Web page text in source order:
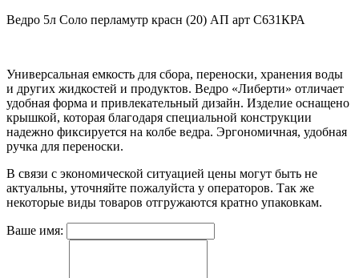
Ведро 5л Соло перламутр красн (20) АП арт С631КРА
Универсальная емкость для сбора, переноски, хранения воды
и других жидкостей и продуктов. Ведро «Либерти» отличает
удобная форма и привлекательный дизайн. Изделие оснащено
крышкой, которая благодаря специальной конструкции
надежно фиксируется на колбе ведра. Эргономичная, удобная
ручка для переноски.
В связи с экономической ситуацией цены могут быть не
актуальны, уточняйте пожалуйста у операторов. Так же
некоторые виды товаров отгружаются кратно упаковкам.
Ваше имя: